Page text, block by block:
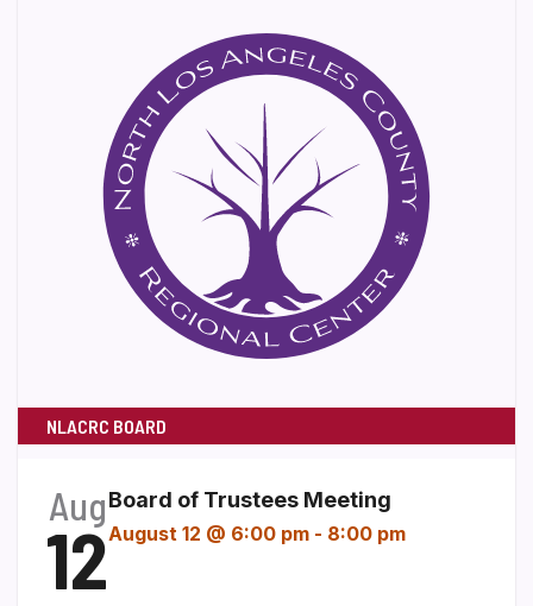
NLACRC BOARD
Aug
12
Board of Trustees Meeting
August 12 @ 6:00 pm - 8:00 pm